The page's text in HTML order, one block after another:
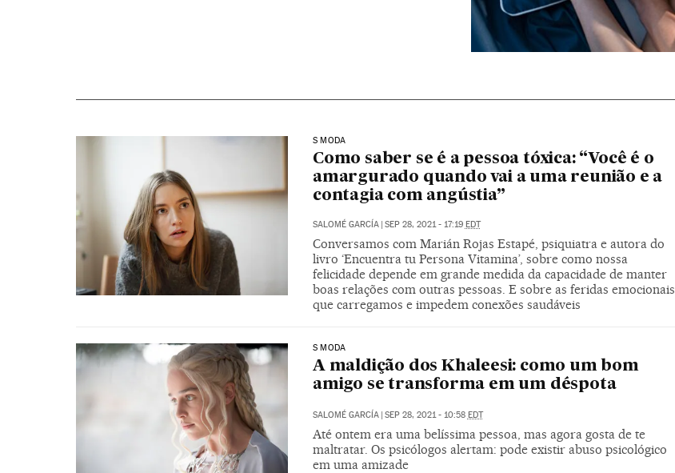
S MODA
Como saber se é a pessoa tóxica: “Você é o
amargurado quando vai a uma reunião e a
contagia com angústia”
SALOMÉ GARCÍA | SEP 28, 2021 - 17:19 EDT
Conversamos com Marián Rojas Estapé, psiquiatra e autora do
livro ‘Encuentra tu Persona Vitamina’, sobre como nossa
felicidade depende em grande medida da capacidade de manter
boas relações com outras pessoas. E sobre as feridas emocionais
que carregamos e impedem conexões saudáveis
S MODA
A maldição dos Khaleesi: como um bom
amigo se transforma em um déspota
SALOMÉ GARCÍA | SEP 28, 2021 - 10:58 EDT
Até ontem era uma belíssima pessoa, mas agora gosta de te
maltratar. Os psicólogos alertam: pode existir abuso psicológico
em uma amizade